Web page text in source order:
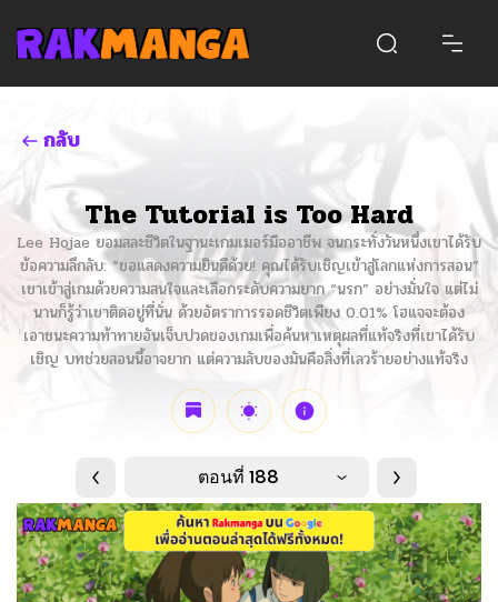
กลับ
The Tutorial is Too Hard
Lee Hojae ยอมสละชีวิตในฐานะเกมเมอร์มืออาชีพ จนกระทั่งวันหนึ่งเขาได้รับ
ข้อความลึกลับ: “ขอแสดงความยินดีด้วย! คุณได้รับเชิญเข้าสู่โลกแห่งการสอน”
เขาเข้าสู่เกมด้วยความสนใจและเลือกระดับความยาก “นรก” อย่างมั่นใจ แต่ไม่
นานก็รู้ว่าเขาติดอยู่ที่นั่น ด้วยอัตราการรอดชีวิตเพียง 0.01% โฮแจจะต้อง
เอาชนะความท้าทายอันเจ็บปวดของเกมเพื่อค้นหาเหตุผลที่แท้จริงที่เขาได้รับ
เชิญ บทช่วยสอนนี้อาจยาก แต่ความลับของมันคือสิ่งที่เลวร้ายอย่างแท้จริง
ตอนที่ 188